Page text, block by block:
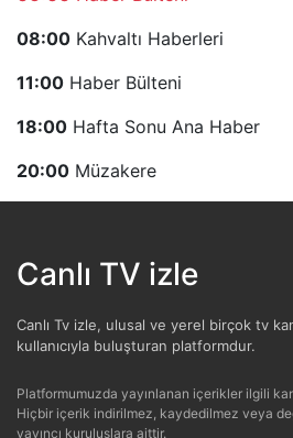
08:00 Kahvaltı Haberleri
11:00 Haber Bülteni
18:00 Hafta Sonu Ana Haber
20:00 Müzakere
Canlı TV izle
Canlı Tv izle, ulusal ve yerel birçok tv
kullanıcıyla buluşturan platformdur.
Platformumuzda yayınlanan içerikler ilgili
Hiçbir içerik indirilmez, kaydedilmez veya
yayıncı kuruluşlara aittir.